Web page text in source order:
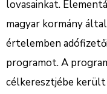
lovasainkat.
magyar kormány
értelemben
programot. A
célkeresztjébe